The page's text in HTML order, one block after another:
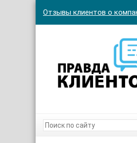
Отзывы клиентов о